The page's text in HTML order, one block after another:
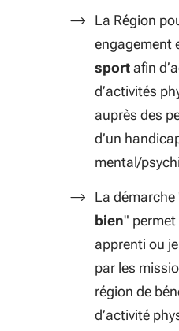
La Région
engagement
sportafin
d’activités
auprès des
d’un
mental/
La démarche
bien" permet
apprenti ou
par les
région de
d’activité